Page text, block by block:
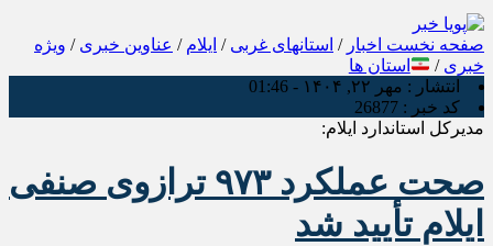
صفحه نخست اخبار / استانهای غربی / ایلام / عناوین خبری / ویژه
خبری /
استان ها
انتشار : مهر ۲۲, ۱۴۰۴ - 01:46
کد خبر : 26877
مدیرکل استاندارد ایلام:
صحت عملکرد ۹۷۳ ترازوی صنفی
ایلام تأیید شد